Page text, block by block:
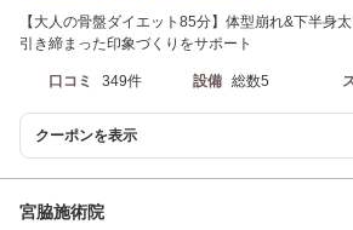
【大人の骨盤ダイエット85分】体型崩れ&下半身
引き締まった印象づくりをサポート
口コミ 349件 設備 総数5
クーポンを表示
宮脇施術院